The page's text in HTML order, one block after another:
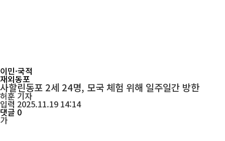
이민·국적
재외동포
사할린동포 2세 24명, 모국 체험 위해 일주일간 방한
허훈기자
입력 2025.11.19 14:14
댓글 0
가